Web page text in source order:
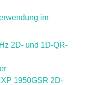
im
2D- und 1D-QR-
1950GSR 2D-